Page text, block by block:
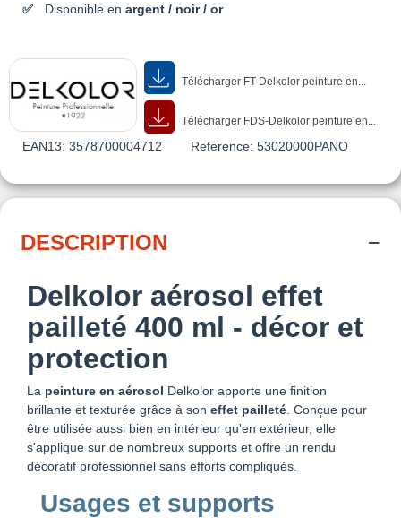
Disponible en argent / noir / or
Télécharger FT-Delkolor peinture en...
Télécharger FDS-Delkolor peinture en...
EAN13: 3578700004712 Reference: 53020000PANO
DESCRIPTION
Delkolor aérosol effet
pailleté 400 ml - décor et
protection
La peinture en aérosol Delkolor apporte une finition
brillante et texturée grâce à son effet pailleté . Conçue pour
être utilisée aussi bien en intérieur qu'en extérieur, elle
s'applique sur de nombreux supports et offre un rendu
décoratif professionnel sans efforts compliqués.
Usages et supports